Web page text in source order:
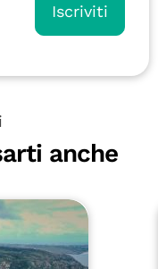
Iscriviti
anche